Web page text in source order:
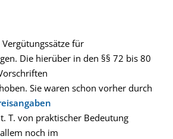
für
Die hierüber in den §§ 72 bis 80
Sie waren schon vorher durch
T. von praktischer Bedeutung
noch im